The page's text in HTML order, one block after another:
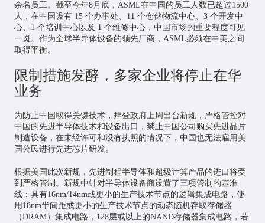
余名员工。截至今年8月底，ASML在中国的员工人数已超过1500
人，在中国设有 15 个办事处、11 个仓储物流中心、3 个开发中
心、1 个培训中心以及 1 个维修中心，中国市场的重要程度可见
一斑。作为全球半导体设备的领先厂商，ASML必须在中美之间
取得平衡。
限制措施发酵，多家企业将停止在华
业务
为防止中国取得关键技术，拜登政府上周出台新规，严格管控对
中国的先进半导体技术和设备出口，禁止中国公司购买先进晶片
制造设备，在未经许可和没有执照的情况下，中国也无法雇用美
国公民进行先进芯片研发。
根据美国此次新规，先进制程半导体和超级计算产品的进口将受
到严格管制。新规中针对半导体设备商设置了三项管制的基准
线：具有16nm/14nm或更小的生产技术节点的逻辑集成电路，使
用18nm半间距或更小的生产技术节点的动态随机存取存储器
（DRAM）集成电路，128层或以上的NAND存储器集成电路，若